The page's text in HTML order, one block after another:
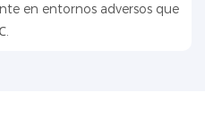
en entornos adversos que